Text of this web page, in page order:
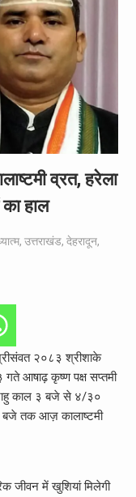
व्रत, हरेला
हाल
, उत्तराखंड, देहरादून,
२०८३ श्रीशाके
गते आषाढ़ कृष्ण पक्ष सप्तमी
काल ३ बजे से ४/३०
तक आज़ कालाष्टमी
जीवन में खुशियां मिलेगी